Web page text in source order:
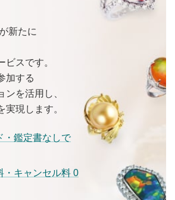
新たに
ビスです。
加する
ンを活用し、
実現します。
・鑑定書なしで
・キャンセル料 0